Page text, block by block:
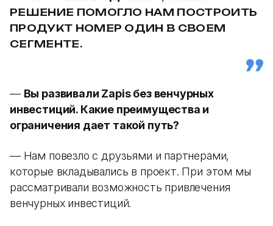
РЕШЕНИЕ ПОМОГЛО НАМ ПОСТРОИТЬ
ПРОДУКТ НОМЕР ОДИН В СВОЕМ
СЕГМЕНТЕ.
— Вы развивали Zapis без венчурных
инвестиций. Какие преимущества и
ограничения дает такой путь?
— Нам повезло с друзьями и партнерами,
которые вкладывались в проект. При этом мы
рассматривали возможность привлечения
венчурных инвестиций.